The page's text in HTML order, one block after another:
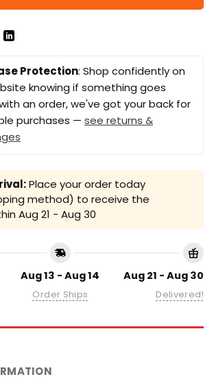
Protection: Shop confidently on
knowing if something goes
an order, we've got your back for
purchases — see returns &
Place your order today
method) to receive the
Aug 21 - Aug 30
Aug 13 - Aug 14
Order Ships
Aug 21 - Aug 30
Delivered!